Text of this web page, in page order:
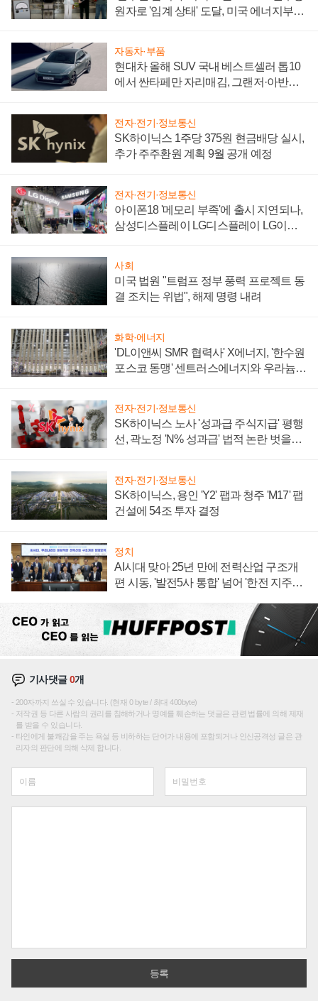
원자로 '임계 상태' 도달, 미국 에너지부
자동차·부품
현대차 올해 SUV 국내 베스트셀러 톱10
에서 싼타페만 자리매김, 그랜저·아반떼
전자·전기·정보통신
SK하이닉스 1주당 375원 현금배당 실시,
추가 주주환원 계획 9월 공개 예정
전자·전기·정보통신
아이폰18 '메모리 부족'에 출시 지연되나,
삼성디스플레이 LG디스플레이 LG이노
사회
미국 법원 "트럼프 정부 풍력 프로젝트 동
결 조치는 위법", 해제 명령 내려
화학·에너지
'DL이앤씨 SMR 협력사' X에너지, '한수원
포스코 동맹' 센트러스에너지와 우라늄
전자·전기·정보통신
SK하이닉스 노사 '성과급 주식지급' 평행
선, 곽노정 'N% 성과급' 법적 논란 벗을지
전자·전기·정보통신
SK하이닉스, 용인 'Y2' 팹과 청주 'M17' 팹
건설에 54조 투자 결정
정치
AI시대 맞아 25년 만에 전력산업 구조개
편 시동, '발전5사 통합' 넘어 '한전 지주사'
기사댓글0개
200자까지 쓰실 수 있습니다. (현재 0 byte / 최대 400byte)
저작권 등 다른 사람의 권리를 침해하거나 명예를 훼손하는 댓글은 관련 법률에 의해 제재
를 받을 수 있습니다.
타인에게 불쾌감을 주는 욕설 등 비하하는 단어가 내용에 포함되거나 인신공격성 글은 관
리자의 판단에 의해 삭제 합니다.